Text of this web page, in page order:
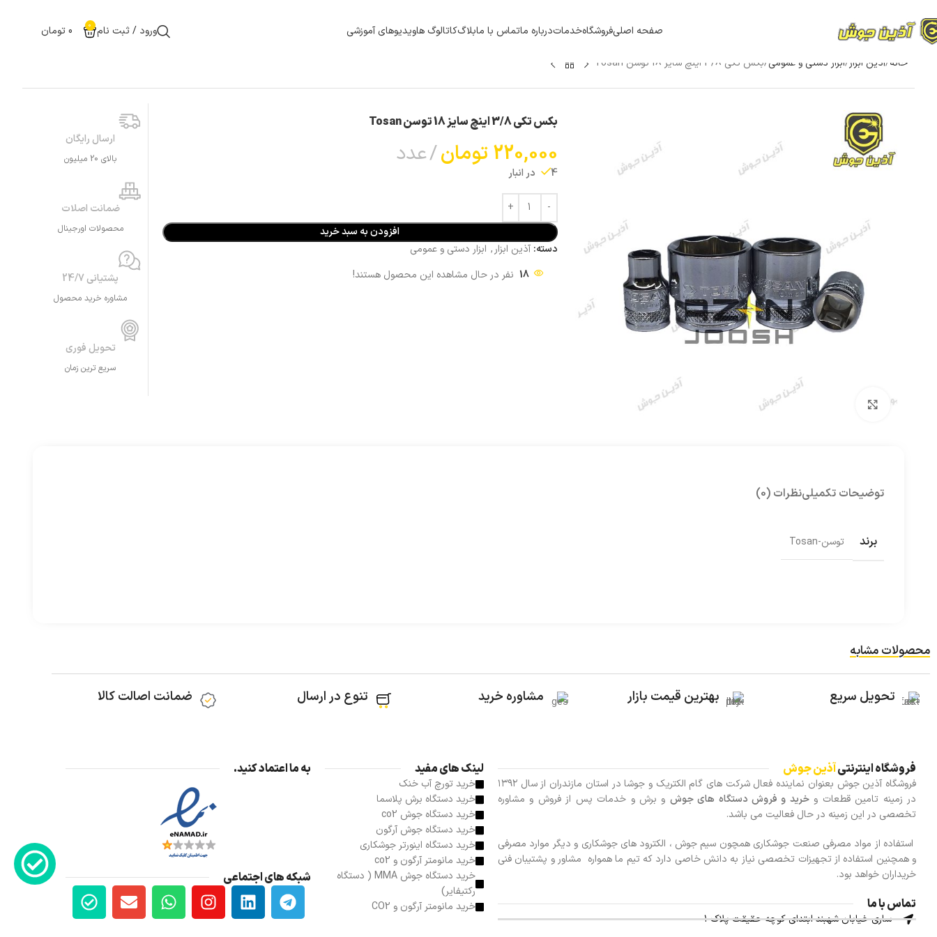
صفحه اصلیفروشگاهخدماتدرباره ماتماس با مابلاگکاتالوگ هاویدیوهای آموزشی ورود / ثبت نام 0
0تومان
خانه آذین ابزار ابزار دستی و عمومی بکس تکی 3/8 اینچ سایز 18 توسن Tosan
بکس تکی 3/8 اینچ سایز 18 توسن Tosan
220,000 تومان عدد
4 در انبار
افزودن به سبد خرید
دسته: آذین ابزار , ابزار دستی و عمومی
18 نفر در حال مشاهده این محصول هستند!
ارسال رایگان
بالای 20 میلیون
ضمانت اصلات
محصولات اورجینال
پشتیانی 24/7
مشاوره خرید محصول
تحویل فوری
سریع ترین زمان
توضیحات تکمیلینظرات (0)
برند توسن-Tosan
محصولات مشابه
تحویل سریع بهترین قیمت بازار مشاوره خرید تنوع در ارسال ضمانت اصالت کالا
فروشگاه اینترنتیآذین جوش
فروشگاه آذین جوش بعنوان نماینده فعال شرکت های گام الکتریک و جوشا در استان مازندران از سال ۱۳۹۲
در زمینه تامین قطعات وخرید و فروش دستگاه های جوش و برش و خدمات پس از فروش و مشاوره
تخصصی در این زمینه در حال فعالیت می باشد.
استفاده از مواد مصرفی صنعت جوشکاری همچون سیم جوش ، الکترود های جوشکاری و دیگر موارد مصرفی
و همچنین استفاده از تجهیزات تخصصی نیاز به دانش خاصی دارد که تیم ما همواره مشاور و پشتیبان فنی
خریداران خواهد بود.
تماس با ما
ساری خیابان شهبند ابتدای کوچه حقیقت پلاک ۱
لینک های مفید
خرید تورچ آب خنک
خرید دستگاه برش پلاسما
خرید دستگاه جوش co2
خرید دستگاه جوش آرگون
خرید دستگاه اینورتر جوشکاری
خرید مانومتر آرگون و co2
خرید دستگاه جوش MMA ( دستگاه
رکتیفایر)
خرید مانومتر آرگون و CO2
به ما اعتماد کنید.
شبکه های اجتماعی